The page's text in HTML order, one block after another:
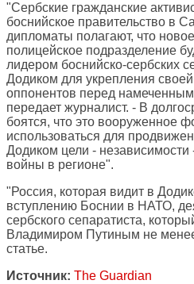
"Сербские гражданские
боснийское правительство в
дипломаты полагают, что
полицейское подразделение
лидером боснийско-сербских
Додиком для укрепления
оппонентов перед
передает журналист. - В
боятся, что это вооруженное
использоваться для
Додиком цели - независимости
войны в регионе".
"Россия, которая видит в
вступлению Боснии в НАТО,
сербского сепаратиста,
Владимиром Путиным не
статье.
Источник: The Guardian